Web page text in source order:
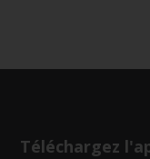
Téléchargez